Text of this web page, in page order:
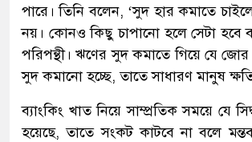
পারে। তিনি বলেন, ‘সুদ হার কমাতে
নয়। কোনও কিছু চাপানো হলে সেটা হবে
পরিপন্থী। ঋণের সুদ কমাতে গিয়ে যে
সুদ কমানো হচ্ছে, তাতে সাধারণ মানুষ
ব্যাংকিং খাত নিয়ে সাম্প্রতিক সময়ে যে
হয়েছে, তাতে সংকট কাটবে না বলে